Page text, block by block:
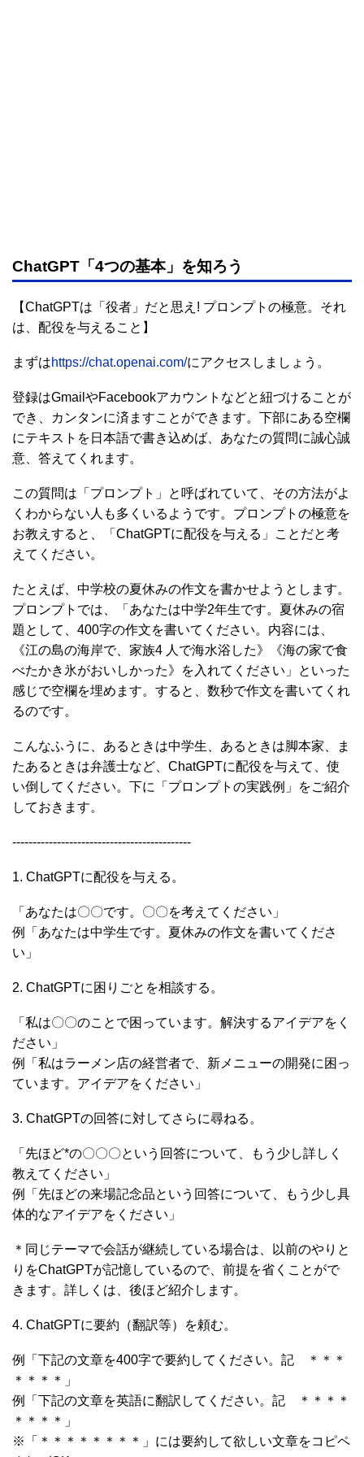
ChatGPT「4つの基本」を知ろう
【ChatGPTは「役者」だと思え! プロンプトの極意。それ
は、配役を与えること】
まずはhttps://chat.openai.com/にアクセスしましょう。
登録はGmailやFacebookアカウントなどと紐づけることが
でき、カンタンに済ますことができます。下部にある空欄
にテキストを日本語で書き込めば、あなたの質問に誠心誠
意、答えてくれます。
この質問は「プロンプト」と呼ばれていて、その方法がよ
くわからない人も多くいるようです。プロンプトの極意を
お教えすると、「ChatGPTに配役を与える」ことだと考
えてください。
たとえば、中学校の夏休みの作文を書かせようとします。
プロンプトでは、「あなたは中学2年生です。夏休みの宿
題として、400字の作文を書いてください。内容には、
《江の島の海岸で、家族4 人で海水浴した》《海の家で食
べたかき氷がおいしかった》を入れてください」といった
感じで空欄を埋めます。すると、数秒で作文を書いてくれ
るのです。
こんなふうに、あるときは中学生、あるときは脚本家、ま
たあるときは弁護士など、ChatGPTに配役を与えて、使
い倒してください。下に「プロンプトの実践例」をご紹介
しておきます。
--------------------------------------------
1. ChatGPTに配役を与える。
「あなたは〇〇です。〇〇を考えてください」
例「あなたは中学生です。夏休みの作文を書いてくださ
い」
2. ChatGPTに困りごとを相談する。
「私は〇〇のことで困っています。解決するアイデアをく
ださい」
例「私はラーメン店の経営者で、新メニューの開発に困っ
ています。アイデアをください」
3. ChatGPTの回答に対してさらに尋ねる。
「先ほど*の〇〇〇という回答について、もう少し詳しく
教えてください」
例「先ほどの来場記念品という回答について、もう少し具
体的なアイデアをください」
＊同じテーマで会話が継続している場合は、以前のやりと
りをChatGPTが記憶しているので、前提を省くことがで
きます。詳しくは、後ほど紹介します。
4. ChatGPTに要約（翻訳等）を頼む。
例「下記の文章を400字で要約してください。記 ＊＊＊
＊＊＊＊」
例「下記の文章を英語に翻訳してください。記 ＊＊＊＊
＊＊＊＊」
※「＊＊＊＊＊＊＊＊」には要約して欲しい文章をコピペ